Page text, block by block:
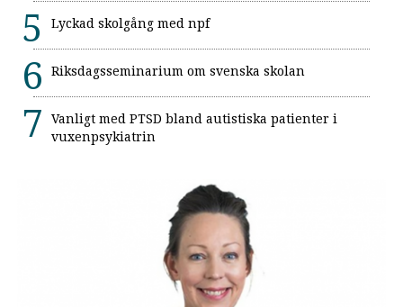
Lyckad skolgång med npf
Riksdagsseminarium om svenska skolan
Vanligt med PTSD bland autistiska patienter i
vuxenpsykiatrin